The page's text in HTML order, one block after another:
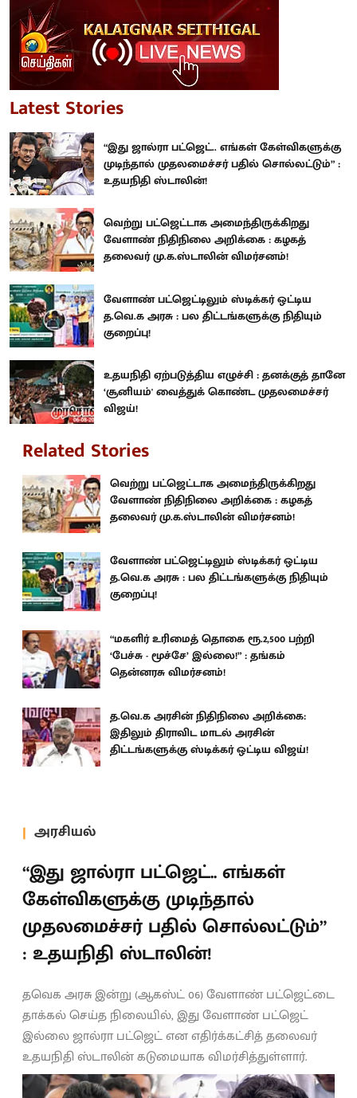
Latest Stories
“இது ஜால்ரா பட்ஜெட்.. எங்கள் கேள்விகளுக்கு
முடிந்தால் முதலமைச்சர் பதில் சொல்லட்டும்” :
உதயநிதி ஸ்டாலின்!
வெற்று பட்ஜெட்டாக அமைந்திருக்கிறது
வேளாண் நிதிநிலை அறிக்கை : கழகத்
தலைவர் மு.க.ஸ்டாலின் விமர்சனம்!
வேளாண் பட்ஜெட்டிலும் ஸ்டிக்கர் ஒட்டிய
த.வெ.க அரசு : பல திட்டங்களுக்கு நிதியும்
குறைப்பு!
உதயநிதி ஏற்படுத்திய எழுச்சி : தனக்குத் தானே
‘சூனியம்' வைத்துக் கொண்ட முதலமைச்சர்
விஜய்!
Related Stories
வெற்று பட்ஜெட்டாக அமைந்திருக்கிறது
வேளாண் நிதிநிலை அறிக்கை : கழகத்
தலைவர் மு.க.ஸ்டாலின் விமர்சனம்!
வேளாண் பட்ஜெட்டிலும் ஸ்டிக்கர் ஒட்டிய
த.வெ.க அரசு : பல திட்டங்களுக்கு நிதியும்
குறைப்பு!
“மகளிர் உரிமைத் தொகை ரூ.2,500 பற்றி
‘பேச்சு - மூச்சே’ இல்லை!” : தங்கம்
தென்னரசு விமர்சனம்!
த.வெ.க அரசின் நிதிநிலை அறிக்கை:
இதிலும் திராவிட மாடல் அரசின்
திட்டங்களுக்கு ஸ்டிக்கர் ஒட்டிய விஜய்!
அரசியல்
“இது ஜால்ரா பட்ஜெட்.. எங்கள்
கேள்விகளுக்கு முடிந்தால்
முதலமைச்சர் பதில் சொல்லட்டும்”
: உதயநிதி ஸ்டாலின்!
தவெக அரசு இன்று (ஆகஸ்ட் 06) வேளாண் பட்ஜெட்டை
தாக்கல் செய்த நிலையில், இது வேளாண் பட்ஜெட்
இல்லை ஜால்ரா பட்ஜெட் என எதிர்க்கட்சித் தலைவர்
உதயநிதி ஸ்டாலின் கடுமையாக விமர்சித்துள்ளார்.